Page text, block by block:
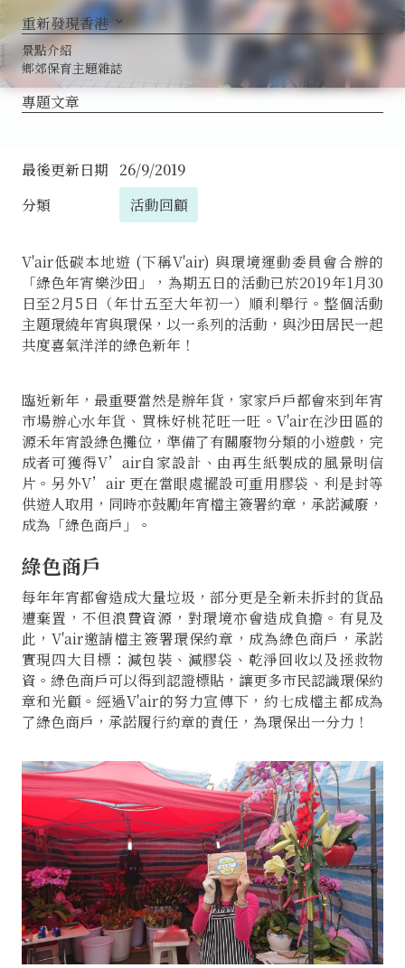
重新發現香港 keyboard_arrow_down
景點介紹
鄉郊保育主題雜誌
專題文章
最後更新日期
26/9/2019
分類
活動回顧
V'air低碳本地遊 (下稱V'air) 與環境運動委員會合辦的
「綠色年宵樂沙田」，為期五日的活動已於2019年1月30
日至2月5日（年廿五至大年初一）順利舉行。整個活動
主題環繞年宵與環保，以一系列的活動，與沙田居民一起
共度喜氣洋洋的綠色新年！
臨近新年，最重要當然是辦年貨，家家戶戶都會來到年宵
市場辦心水年貨、買株好桃花旺一旺。V'air在沙田區的
源禾年宵設綠色攤位，準備了有關廢物分類的小遊戲，完
成者可獲得V’air自家設計、由再生紙製成的風景明信
片。另外V’air 更在當眼處擺設可重用膠袋、利是封等
供遊人取用，同時亦鼓勵年宵檔主簽署約章，承諾減廢，
成為「綠色商戶」。
綠色商戶
每年年宵都會造成大量垃圾，部分更是全新未拆封的貨品
遭棄置，不但浪費資源，對環境亦會造成負擔。有見及
此，V'air邀請檔主簽署環保約章，成為綠色商戶，承諾
實現四大目標：減包裝、減膠袋、乾淨回收以及拯救物
資。綠色商戶可以得到認證標貼，讓更多市民認識環保約
章和光顧。經過V'air的努力宣傳下，約七成檔主都成為
了綠色商戶，承諾履行約章的責任，為環保出一分力！